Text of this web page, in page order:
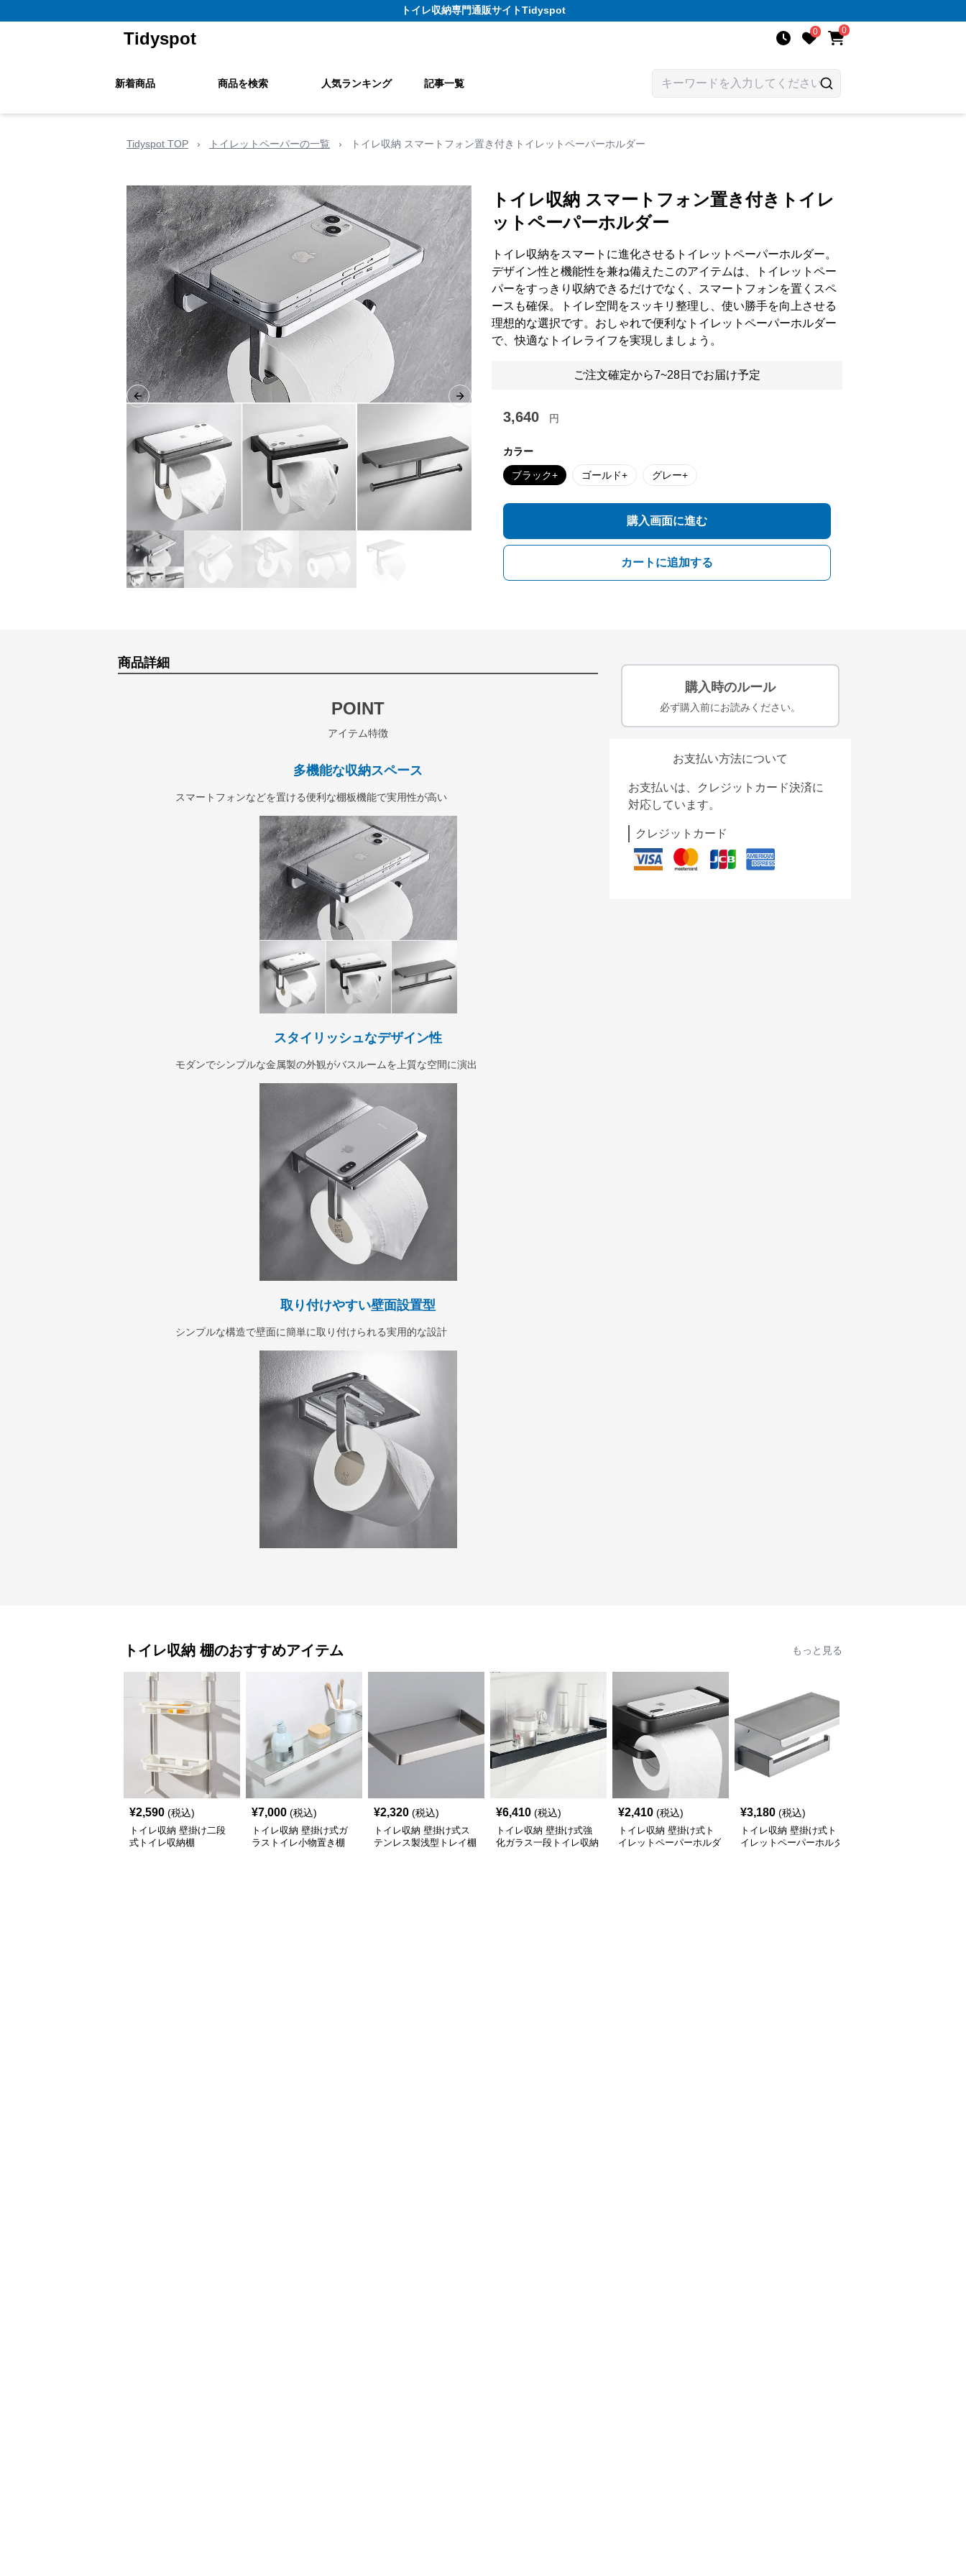
トイレ収納専門通販サイトTidyspot
Tidyspot 0 0
新着商品 商品を検索 人気ランキング 記事一覧
Tidyspot TOP › トイレットペーパーの一覧 › トイレ収納 スマートフォン置き付きトイレットペーパーホルダー
Previous slide Next slide
トイレ収納 スマートフォン置き付きトイレ
ットペーパーホルダー
トイレ収納をスマートに進化させるトイレットペーパーホルダー。
デザイン性と機能性を兼ね備えたこのアイテムは、トイレットペー
パーをすっきり収納できるだけでなく、スマートフォンを置くスペ
ースも確保。トイレ空間をスッキリ整理し、使い勝手を向上させる
理想的な選択です。おしゃれで便利なトイレットペーパーホルダー
で、快適なトイレライフを実現しましょう。
ご注文確定から7~28日でお届け予定
3,640 円
カラー
ブラック+ ゴールド+ グレー+
購入画面に進む
カートに追加する
商品詳細
POINT
アイテム特徴
多機能な収納スペース
スマートフォンなどを置ける便利な棚板機能で実用性が高い
スタイリッシュなデザイン性
モダンでシンプルな金属製の外観がバスルームを上質な空間に演出
取り付けやすい壁面設置型
シンプルな構造で壁面に簡単に取り付けられる実用的な設計
購入時のルール
必ず購入前にお読みください。
お支払い方法について
お支払いは、クレジットカード決済に
対応しています。
クレジットカード
トイレ収納 棚のおすすめアイテム もっと見る
¥2,590 (税込)
トイレ収納 壁掛け二段
式トイレ収納棚
¥7,000 (税込)
トイレ収納 壁掛け式ガ
ラストイレ小物置き棚
¥2,320 (税込)
トイレ収納 壁掛け式ス
テンレス製浅型トレイ棚
¥6,410 (税込)
トイレ収納 壁掛け式強
化ガラス一段トイレ収納
¥2,410 (税込)
トイレ収納 壁掛け式ト
イレットペーパーホルダ
¥3,180 (税込)
トイレ収納 壁掛け式ト
イレットペーパーホルダ